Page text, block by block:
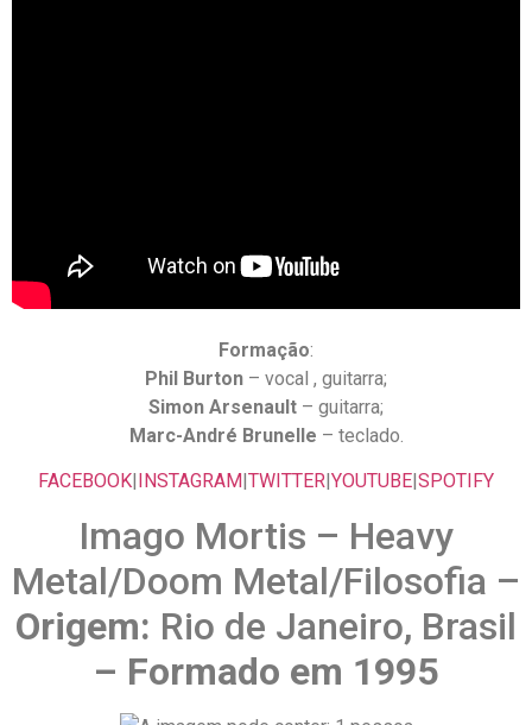
Formação:
Phil Burton – vocal , guitarra;
Simon Arsenault – guitarra;
Marc-André Brunelle – teclado.
FACEBOOK INSTAGRAM TWITTER YOUTUBE SPOTIFY
Imago Mortis – Heavy
Metal/Doom Metal/Filosofia –
Origem: Rio de Janeiro, Brasil
– Formado em 1995